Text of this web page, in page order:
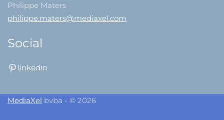
Philippe Maters
philippe.maters@mediaxel.com
Social
linkedin
MediaXel bvba - © 2026